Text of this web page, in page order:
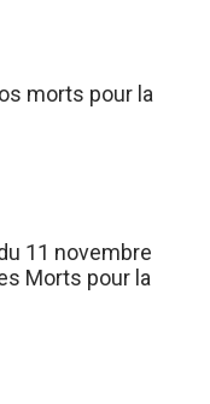
morts pour la
11 novembre
Morts pour la